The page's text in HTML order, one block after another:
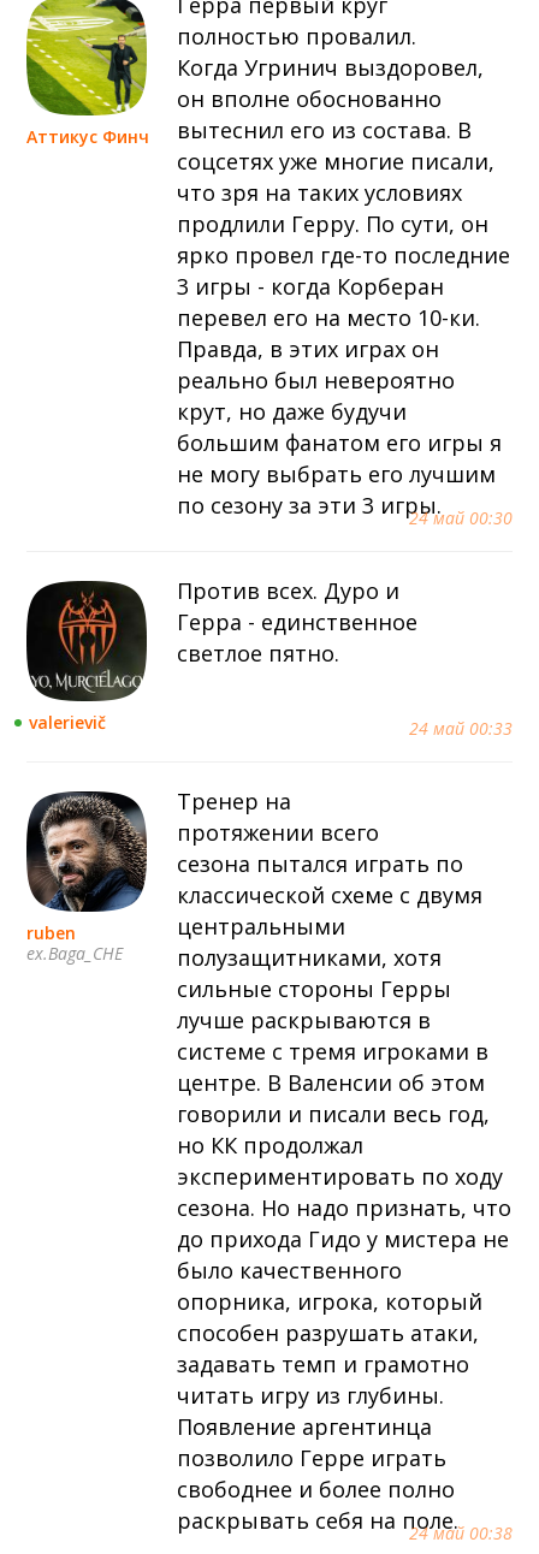
Аттикус Финч
24 май 00:30
полностью провалил.
Когда Угринич выздоровел,
он вполне обоснованно
вытеснил его из состава. В
соцсетях уже многие писали,
что зря на таких условиях
продлили Герру. По сути, он
ярко провел где-то последние
3 игры - когда Корберан
перевел его на место 10-ки.
Правда, в этих играх он
реально был невероятно
крут, но даже будучи
большим фанатом его игры я
не могу выбрать его лучшим
по сезону за эти 3 игры.
valerievič 24 май 00:33
Против всех. Дуро и
Герра - единственное
светлое пятно.
ruben
ex.Baga_CHE
24 май 00:38
Тренер на
протяжении всего
сезона пытался играть по
классической схеме с двумя
центральными
полузащитниками, хотя
сильные стороны Герры
лучше раскрываются в
системе с тремя игроками в
центре. В Валенсии об этом
говорили и писали весь год,
но КК продолжал
экспериментировать по ходу
сезона. Но надо признать, что
до прихода Гидо у мистера не
было качественного
опорника, игрока, который
способен разрушать атаки,
задавать темп и грамотно
читать игру из глубины.
Появление аргентинца
позволило Герре играть
свободнее и более полно
раскрывать себя на поле.